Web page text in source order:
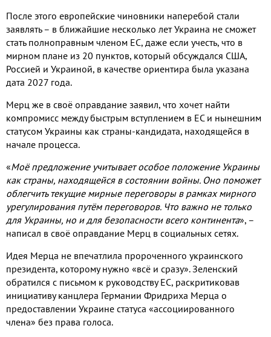
После этого европейские чиновники наперебой стали
заявлять – в ближайшие несколько лет Украина не сможет
стать полноправным членом ЕС, даже если учесть, что в
мирном плане из 20 пунктов, который обсуждался США,
Россией и Украиной, в качестве ориентира была указана
дата 2027 года.
Мерц же в своё оправдание заявил, что хочет найти
компромисс между быстрым вступлением в ЕС и нынешним
статусом Украины как страны-кандидата, находящейся в
начале процесса.
«Моё предложение учитывает особое положение Украины
как страны, находящейся в состоянии войны. Оно поможет
облегчить текущие мирные переговоры в рамках мирного
урегулирования путём переговоров. Что важно не только
для Украины, но и для безопасности всего континента», –
написал в своё оправдание Мерц в социальных сетях.
Идея Мерца не впечатлила пророченного украинского
президента, которому нужно «всё и сразу».Зеленский
обратился с письмом к руководству ЕС, раскритиковав
инициативу канцлера Германии Фридриха Мерца о
предоставлении Украине статуса «ассоциированного
члена» без права голоса.